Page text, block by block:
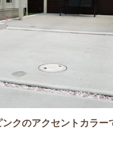
クのアクセントカラー